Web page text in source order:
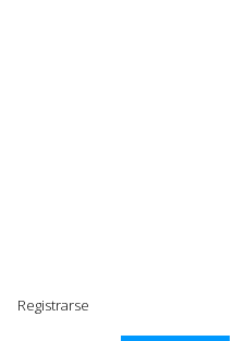
Registrarse